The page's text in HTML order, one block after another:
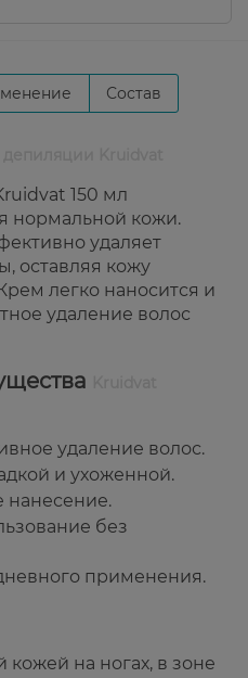
Состав
150 мл
нормальной кожи.
удаляет
оставляя кожу
легко наносится и
удаление волос
удаление волос.
и ухоженной.
нанесение.
без
применения.
на ногах, в зоне